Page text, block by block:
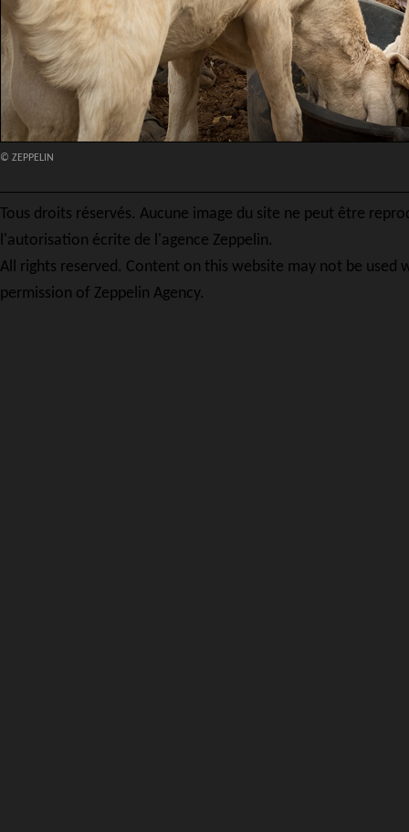
© ZEPPELIN
Tous droits réservés. Aucune image du site ne peut être
l'autorisation écrite de l'agence Zeppelin.
All rights reserved. Content on this website may not be used
permission of Zeppelin Agency.